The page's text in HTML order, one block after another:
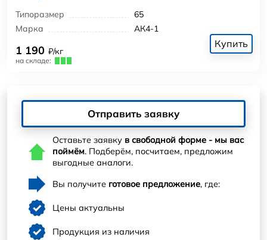
Типоразмер
65
Марка
АК4-1
1 190 ₽/кг
на складе:
Купить
Отправить заявку
Оставьте заявку в свободной форме - мы вас
поймём. Подберём, посчитаем, предложим
выгодные аналоги.
Вы получите готовое предложение, где:
Цены актуальны
Продукция из наличия